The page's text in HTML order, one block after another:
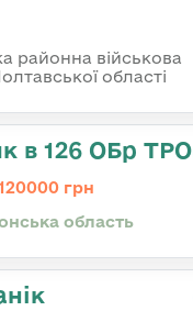
районна військова
області
в 126 ОБр ТРО
грн
область